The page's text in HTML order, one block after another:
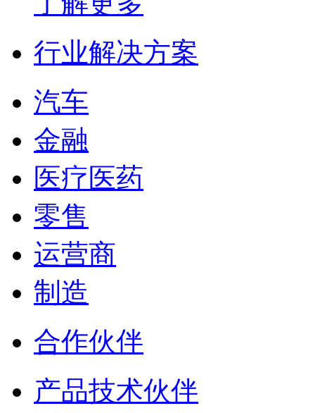
行业解决方案
汽车
金融
医疗医药
零售
运营商
制造
合作伙伴
产品技术伙伴